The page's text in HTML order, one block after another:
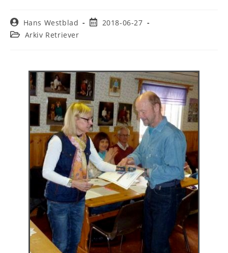
Hans Westblad
2018-06-27
Arkiv Retriever